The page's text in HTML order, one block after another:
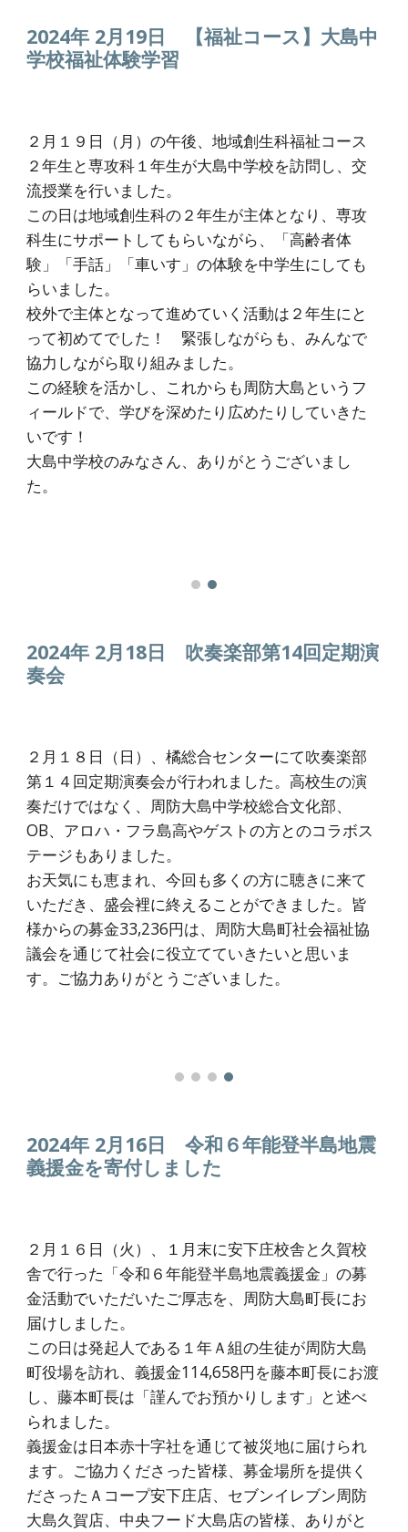
2024年 2月19日
【福祉コース】大島中
学校福祉体験学習
２月１９日（月）の午後、地域創生科福祉コース
２年生と専攻科１年生が大島中学校を訪問し、交
流授業を行いました。
この日は地域創生科の２年生が主体となり、専攻
科生にサポートしてもらいながら、「高齢者体
験」「手話」「車いす」の体験を中学生にしても
らいました。
校外で主体となって進めていく活動は２年生にと
って初めてでした！ 緊張しながらも、みんなで
協力しながら取り組みました。
この経験を活かし、これからも周防大島というフ
ィールドで、学びを深めたり広めたりしていきた
いです！
大島中学校のみなさん、ありがとうございまし
た。
2024年 2月18日 吹奏楽部第14回定期演
奏会
２月１８日（日）、橘総合センターにて吹奏楽部
第１４回定期演奏会が行われました。高校生の演
奏だけではなく、周防大島中学校総合文化部、
OB、アロハ・フラ島高やゲストの方とのコラボス
テージもありました。
お天気にも恵まれ、今回も多くの方に聴きに来て
いただき、盛会裡に終えることができました。皆
様からの募金33,236円は、周防大島町社会福祉協
議会を通じて社会に役立てていきたいと思いま
す。ご協力ありがとうございました。
2024年 2月16日令和６年能登半島地震
義援金を寄付しました
２月１６日（火）、１月末に安下庄校舎と久賀校
舎で行った「令和６年能登半島地震義援金」の募
金活動でいただいたご厚志を、周防大島町長にお
届けしました。
この日は発起人である１年Ａ組の生徒が周防大島
町役場を訪れ、義援金114,658円を藤本町長にお渡
し、藤本町長は「謹んでお預かりします」と述べ
られました。
義援金は日本赤十字社を通じて被災地に届けられ
ます。ご協力くださった皆様、募金場所を提供く
ださったＡコープ安下庄店、セブンイレブン周防
大島久賀店、中央フード大島店の皆様、ありがと